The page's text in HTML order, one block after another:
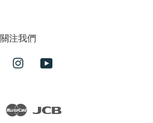
關注我們
FacebookInstagram
Visa Master